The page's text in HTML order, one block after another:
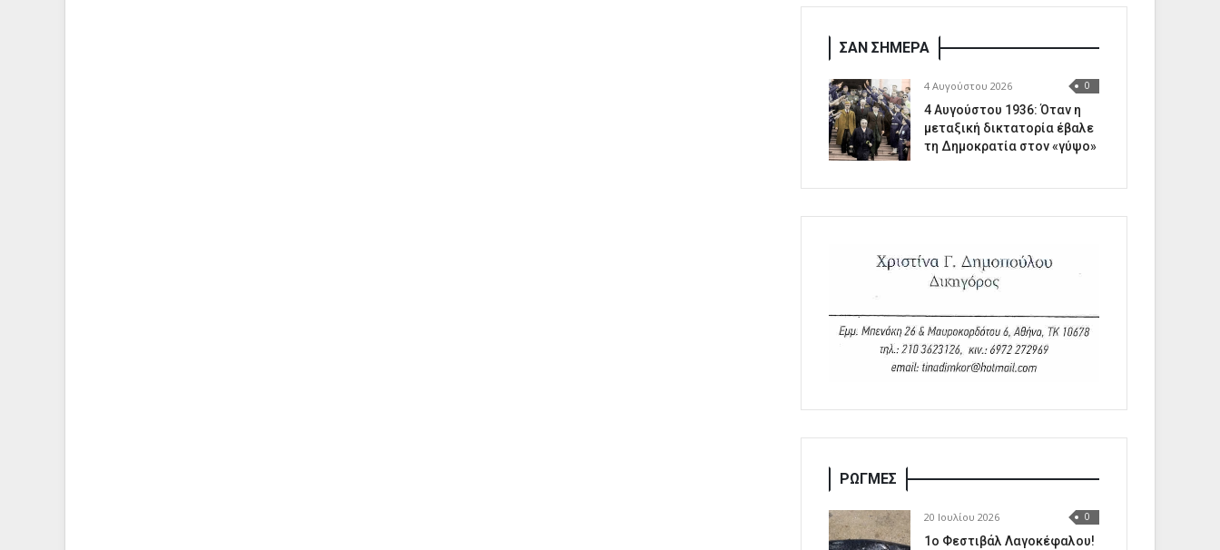
ΣΑΝ ΣΗΜΕΡΑ
4 Αυγούστου 2026 0
4 Αυγούστου 1936: Όταν η
μεταξική δικτατορία έβαλε
τη Δημοκρατία στον «γύψο»
ΡΩΓΜΕΣ
20 Ιουλίου 2026 0
1o Φεστιβάλ Λαγοκέφαλου!